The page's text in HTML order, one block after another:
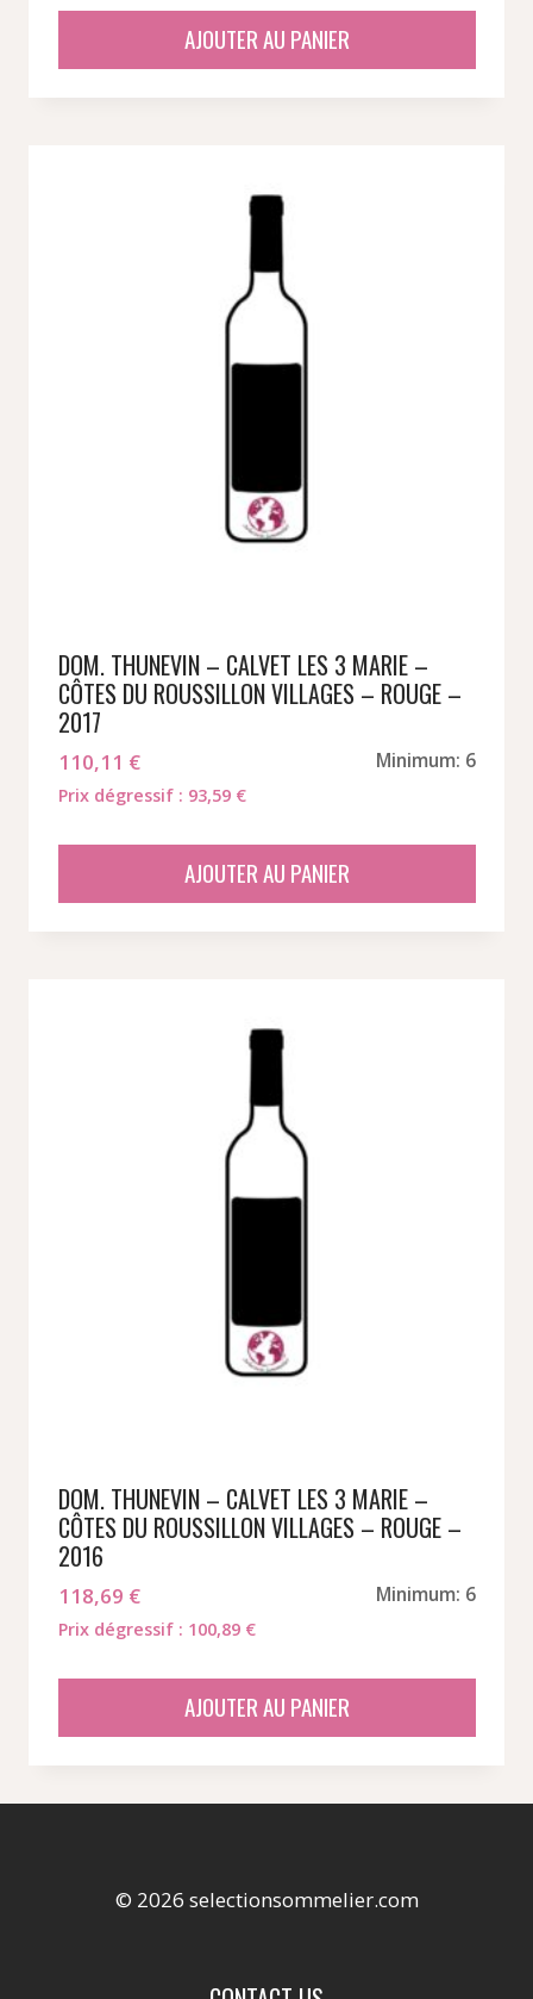
AJOUTER AU PANIER
DOM. THUNEVIN – CALVET LES 3 MARIE –
CÔTES DU ROUSSILLON VILLAGES – ROUGE –
2017
110,11 € Minimum: 6
Prix dégressif : 93,59 €
AJOUTER AU PANIER
DOM. THUNEVIN – CALVET LES 3 MARIE –
CÔTES DU ROUSSILLON VILLAGES – ROUGE –
2016
118,69 € Minimum: 6
Prix dégressif : 100,89 €
AJOUTER AU PANIER
© 2026 selectionsommelier.com